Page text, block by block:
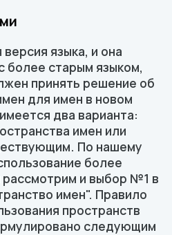
языка, и она
более старым языком,
принять решение об
для имен в новом
два варианта:
имен или
По нашему
более
рассмотрим и выбор №1 в
имен". Правило
пространств
следующим